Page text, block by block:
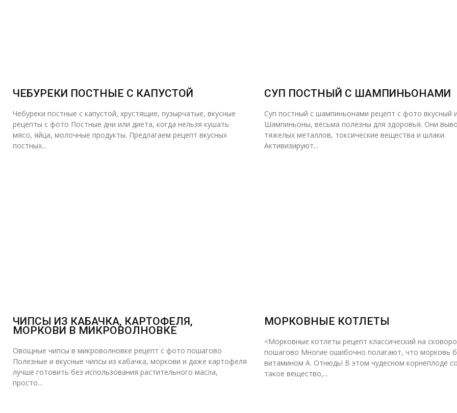
ЧЕБУРЕКИ ПОСТНЫЕ С КАПУСТОЙ
Чебуреки постные с капустой, хрустящие, пузырчатые, вкусные
рецепты с фото Постные дни или диета, когда нельзя кушать
мясо, яйца, молочные продукты. Предлагаем рецепт вкусных
постных...
СУП ПОСТНЫЙ С ШАМПИНЬОНАМИ
Суп постный с шампиньонами рецепт с фото вкусный
Шампиньоны, весьма полезны для здоровья. Они
тяжелых металлов, токсические вещества и шлаки.
Активизируют...
ЧИПСЫ ИЗ КАБАЧКА, КАРТОФЕЛЯ,
МОРКОВИ В МИКРОВОЛНОВКЕ
Овощные чипсы в микроволновке рецепт с фото пошагово
Полезные и вкусные чипсы из кабачка, моркови и даже картофеля
лучше готовить без использования растительного масла,
просто...
МОРКОВНЫЕ КОТЛЕТЫ
<Морковные котлеты рецепт классический на
пошагово Многие ошибочно полагают, что морковь богата
витамином А. Отнюдь! В этом чудесном корнеплоде
такое вещество,...